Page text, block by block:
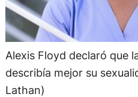
Alexis Floyd declaró que
describía mejor su
Lathan)